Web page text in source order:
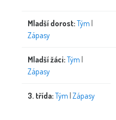
Mladší dorost: Tým |
Zápasy
Mladší žáci: Tým |
Zápasy
3. třída: Tým | Zápasy